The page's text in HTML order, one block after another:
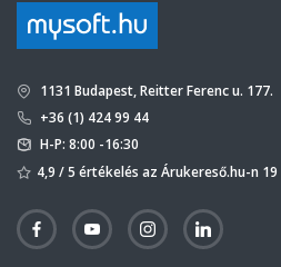
1131 Budapest, Reitter Ferenc u. 177.
+36 (1) 424 99 44
H-P: 8:00 -16:30
4,9 / 5 értékelés az Árukereső.hu-n